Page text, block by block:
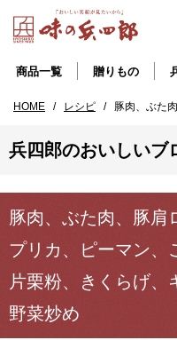
商品一覧 贈りもの
HOME / レシピ / 豚肉、ぶた
兵四郎のおいしいブ
豚肉、ぶた肉、豚肩
プリカ、ピーマン、
片栗粉、きくらげ、
野菜炒め